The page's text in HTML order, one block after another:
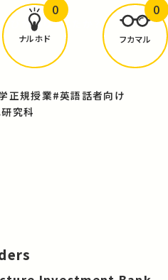
学びがありましたか？
ナルホド
0
フカマル
0
正規授業#英語話者向け
究科